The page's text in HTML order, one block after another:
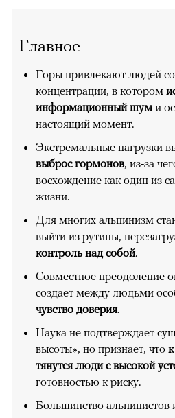
Главное
Горы привлекают людей
концентрации, в котором
информационный шуми
настоящий момент.
Экстремальные нагрузки
выброс гормонов, из-за
восхождение как один из
жизни.
Для многих альпинизм
выйти из рутины,
контроль над собой.
Совместное преодоление
создает между людьми
чувство доверия.
Наука не подтверждает
высоты», но признает, что
тянутся люди с высокой
готовностью к риску.
Большинство альпинистов